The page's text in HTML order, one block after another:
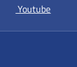
in una nuova
Youtubesi